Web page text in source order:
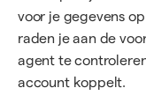
voor je gegevens
raden je aan de
agent te
account koppelt.